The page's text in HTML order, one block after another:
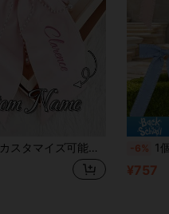
カスタマイズ可能な名前入りサテンリボンヘアクリップ、新作サテンパール装飾タッセル付き大型リボンヘッドピース、ライトラグジュアリーな幻想的な春のヘアアクセサリー、滑らかな生地と精巧な職人技、パールとタッセルの組み合わせでエレガントな流れ、しっかりフィットし滑り止め付き; 旅行やバカンスの女の子、ハネムーンの花嫁、カップル、親友など女性に適し、日常のコーディネートアクセサリー、ハネムーンスタイリングヘッドピース、誕生日や休日のギフト、記念日のカスタマイズギフト、親友へのギフトとして使用でき、限定の名前刻印に対応 -6% 1個 カスタマイズ可能な
¥757